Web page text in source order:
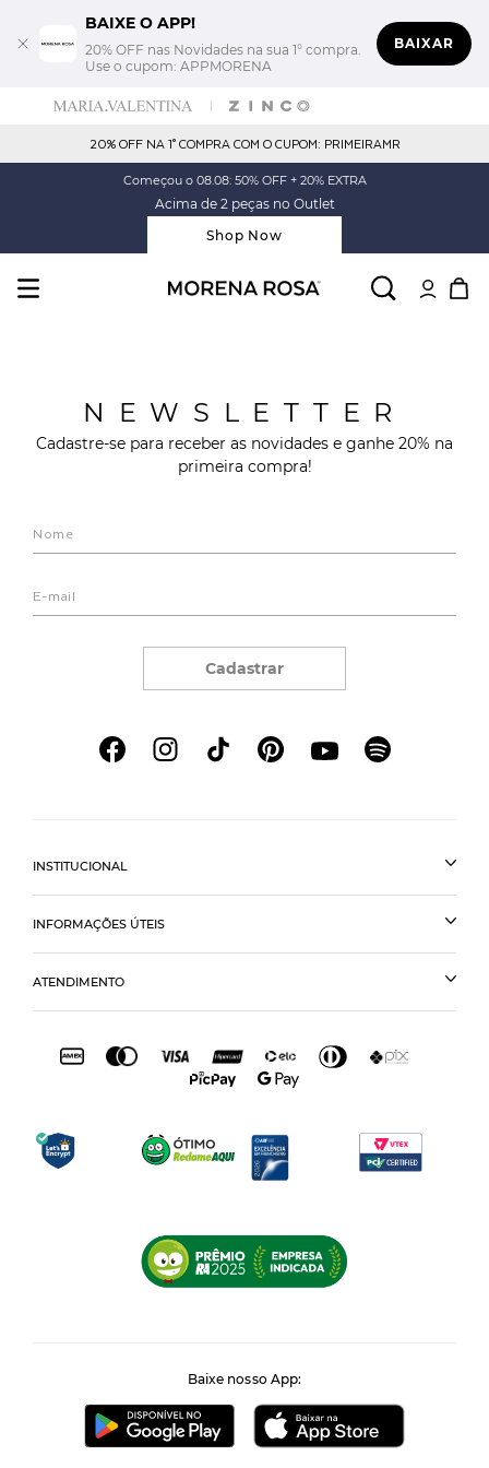
BAIXE O APP!
20% OFF nas Novidades na sua 1° compra.
Use o cupom: APPMORENA
BAIXAR
20% OFF NA 1° COMPRA COM O CUPOM: PRIMEIRAMR
Começou o 08.08: 50% OFF + 20% EXTRA
Acima de 2 peças no Outlet
Shop Now
NEWSLETTER
Cadastre-se para receber as novidades e ganhe 20% na
primeira compra!
Cadastrar
INSTITUCIONAL
INFORMAÇÕES ÚTEIS
ATENDIMENTO
Baixe nosso App: